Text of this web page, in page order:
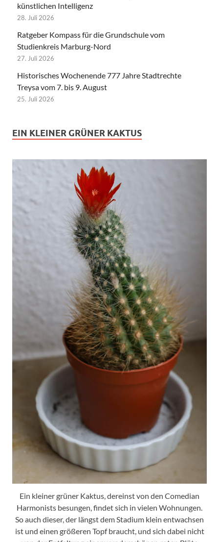
künstlichen Intelligenz
28. Juli 2026
Ratgeber Kompass für die Grundschule vom
Studienkreis Marburg-Nord
27. Juli 2026
Historisches Wochenende 777 Jahre Stadtrechte
Treysa vom 7. bis 9. August
25. Juli 2026
EIN KLEINER GRÜNER KAKTUS
Ein kleiner grüner Kaktus, dereinst von den Comedian
Harmonists besungen, findet sich in vielen Wohnungen.
So auch dieser, der längst dem Stadium klein entwachsen
ist und einen größeren Topf braucht, und sich dabei nicht